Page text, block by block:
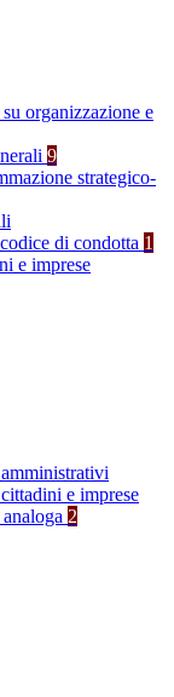
organizzazione e
9
strategico-
di condotta 1
e imprese
e imprese
2